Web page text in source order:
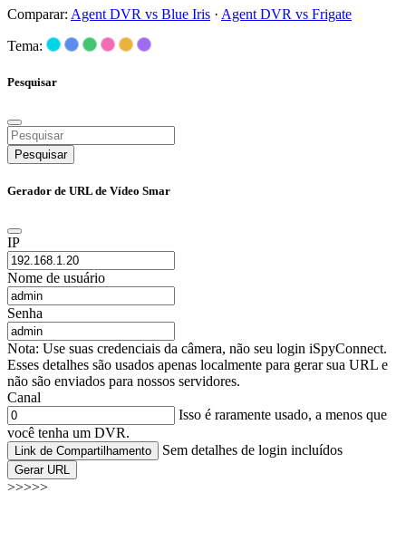
Comparar: Agent DVR vs Blue Iris · Agent DVR vs Frigate
Tema:
Pesquisar
Pesquisar
Gerador de URL de Vídeo Smar
IP
Nome de usuário
Senha
Nota: Use suas credenciais da câmera, não seu login iSpyConnect.
Esses detalhes são usados apenas localmente para gerar sua URL e
não são enviados para nossos servidores.
Canal
Isso é raramente usado, a menos que
você tenha um DVR.
Link de Compartilhamento Sem detalhes de login incluídos
Gerar URL
>>>>>